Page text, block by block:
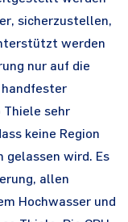
sicherzustellen,
werden
nur auf die
Thiele sehr
keine Region
gelassen wird. Es
allen
Hochwasser und